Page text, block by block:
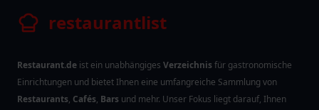
restaurantlist
Restaurant.de ist ein unabhängiges Verzeichnisfür gastronomische
Einrichtungen und bietet Ihnen eine umfangreiche Sammlung von
Restaurants, Cafés, Bars und mehr. Unser Fokus liegt darauf, Ihnen